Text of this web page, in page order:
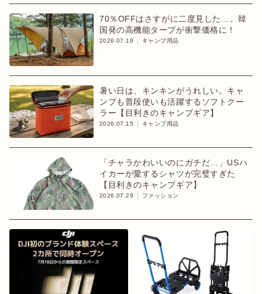
70％OFFはさすがに二度見した…。韓
国発の高機能タープが衝撃価格に！
2026.07.19 キャンプ用品
暑い日は、キンキンがうれしい。キャ
ンプも普段使いも活躍するソフトクー
ラー【目利きのキャンプギア】
2026.07.15 キャンプ用品
「チャラかわいいのにガチだ…」USハ
イカーが愛するシャツが完璧すぎた
【目利きのキャンプギア】
2026.07.29 ファッション